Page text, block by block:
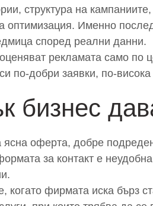
структура на
оптимизация. Именно
според реални данни.
рекламата само по
по-добри заявки, по-
бизнес
оферта, добре
за контакт е
фирмата иска бърз